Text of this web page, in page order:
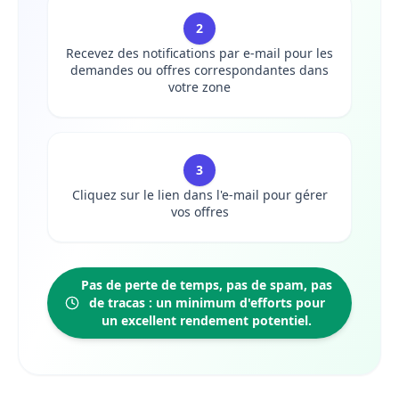
2
Recevez des notifications par e-mail pour les
demandes ou offres correspondantes dans
votre zone
3
Cliquez sur le lien dans l'e-mail pour gérer
vos offres
Pas de perte de temps, pas de spam, pas
de tracas : un minimum d'efforts pour
un excellent rendement potentiel.